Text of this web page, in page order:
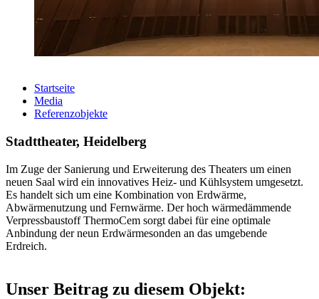
Startseite
Media
Referenzobjekte
Stadttheater, Heidelberg
Im Zuge der Sanierung und Erweiterung des Theaters um einen
neuen Saal wird ein innovatives Heiz- und Kühlsystem umgesetzt.
Es handelt sich um eine Kombination von Erdwärme,
Abwärmenutzung und Fernwärme. Der hoch wärmedämmende
Verpressbaustoff ThermoCem sorgt dabei für eine optimale
Anbindung der neun Erdwärmesonden an das umgebende
Erdreich.
Unser Beitrag zu diesem Objekt: